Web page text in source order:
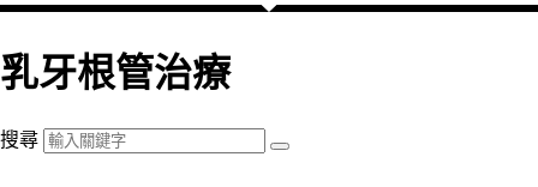
乳牙根管治療
搜尋